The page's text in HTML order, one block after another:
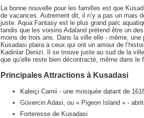
La bonne nouvelle pour les familles est que
de vacances. Autrement dit, il n’y a pas un mais
juste. Aqua Fantasy est le plus grand parc
tandis que les voisins Adaland prétend être un
moins de trois ans. Dans la ville elle - même,
Kusadasi plaira à ceux qui ont un amour de
Kadinlar Denizi. Il se trouve juste au sud de la
que qu’elle reste bien décontracté, même dans le
Principales Attractions à Kusadasi
Kaleiçi Camii - une mosquée datant de
Güvercin Adasi, ou « Pigeon Island » -
Forteresse de Kusadasi